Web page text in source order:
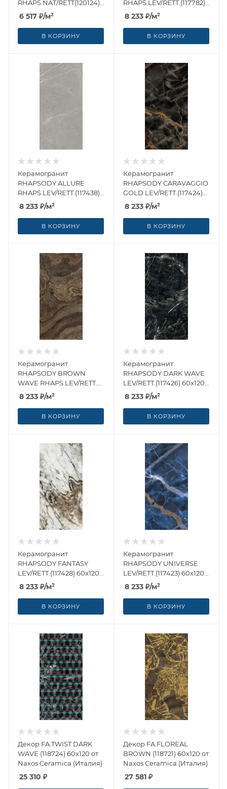
RHAPS.NAT/RETT(120124)
60x120 от Naxos Ceramica
(Италия)
6 517 ₽/м²
В КОРЗИНУ
RHAPS.LEV/RETT.(117782)
60x120 от Naxos Ceramica
(Италия)
8 233 ₽/м²
В КОРЗИНУ
Керамогранит
RHAPSODY ALLURE
RHAPS.LEV/RETT.(117438)
60x120 от Naxos Ceramica
(Италия)
8 233 ₽/м²
В КОРЗИНУ
Керамогранит
RHAPSODY CARAVAGGIO
GOLD LEV/RETT.(117424)
60x120 от Naxos Ceramica
(Италия)
8 233 ₽/м²
В КОРЗИНУ
Керамогранит
RHAPSODY BROWN
WAVE RHAPS.LEV/RETT.
(117425) 60x120 от Naxos
Ceramica (Италия)
8 233 ₽/м²
В КОРЗИНУ
Керамогранит
RHAPSODY DARK WAVE
LEV/RETT.(117426) 60x120
от Naxos Ceramica
(Италия)
8 233 ₽/м²
В КОРЗИНУ
Керамогранит
RHAPSODY FANTASY
LEV/RETT.(117428) 60x120
от Naxos Ceramica
(Италия)
8 233 ₽/м²
В КОРЗИНУ
Керамогранит
RHAPSODY UNIVERSE
LEV/RETT.(117423) 60x120
от Naxos Ceramica
(Италия)
8 233 ₽/м²
В КОРЗИНУ
Декор FA.TWIST DARK
WAVE (118724) 60x120 от
Naxos Ceramica (Италия)
25 310 ₽
Декор FA.FLOREAL
BROWN (118721) 60x120 от
Naxos Ceramica (Италия)
27 581 ₽